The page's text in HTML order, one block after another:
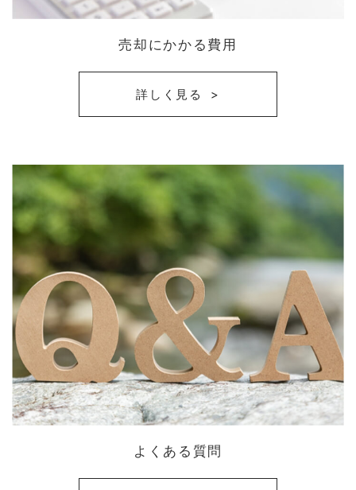
売却にかかる費用
詳しく見る
よくある質問